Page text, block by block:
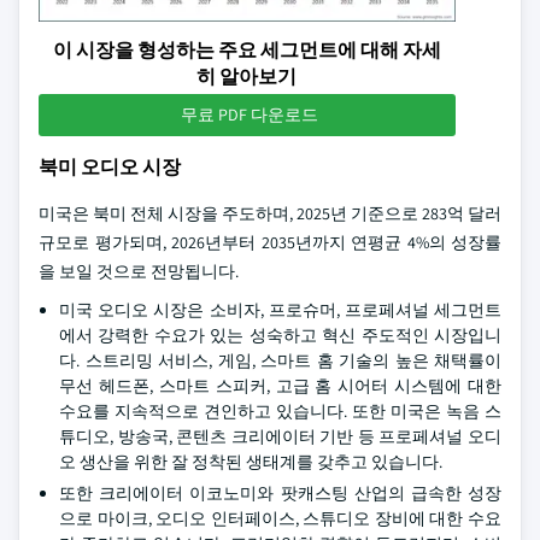
이 시장을 형성하는 주요 세그먼트에 대해 자세
히 알아보기
무료 PDF 다운로드
북미 오디오 시장
미국은 북미 전체 시장을 주도하며, 2025년 기준으로 283억 달러
규모로 평가되며, 2026년부터 2035년까지 연평균 4%의 성장률
을 보일 것으로 전망됩니다.
미국 오디오 시장은 소비자, 프로슈머, 프로페셔널 세그먼트
에서 강력한 수요가 있는 성숙하고 혁신 주도적인 시장입니
다. 스트리밍 서비스, 게임, 스마트 홈 기술의 높은 채택률이
무선 헤드폰, 스마트 스피커, 고급 홈 시어터 시스템에 대한
수요를 지속적으로 견인하고 있습니다. 또한 미국은 녹음 스
튜디오, 방송국, 콘텐츠 크리에이터 기반 등 프로페셔널 오디
오 생산을 위한 잘 정착된 생태계를 갖추고 있습니다.
또한 크리에이터 이코노미와 팟캐스팅 산업의 급속한 성장
으로 마이크, 오디오 인터페이스, 스튜디오 장비에 대한 수요